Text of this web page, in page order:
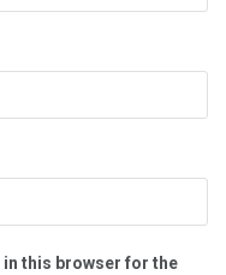
in this browser for the